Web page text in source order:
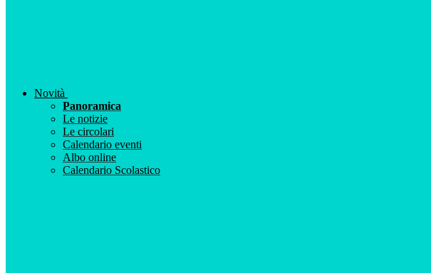
Novità
Panoramica
Le notizie
Le circolari
Calendario eventi
Albo online
Calendario Scolastico